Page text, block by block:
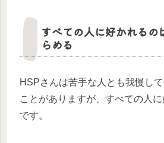
すべての人に好かれるの
らめる
HSPさんは苦手な人とも我慢し
ことがありますが、すべての人
です。